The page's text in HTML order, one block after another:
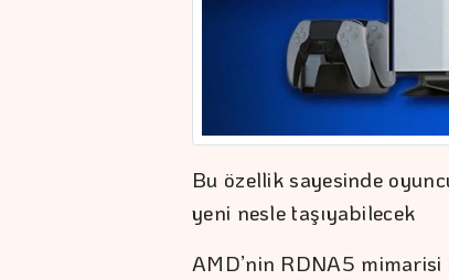
Bu özellik sayesinde
yeni nesle taşıyabilecek
AMD’nin RDNA5